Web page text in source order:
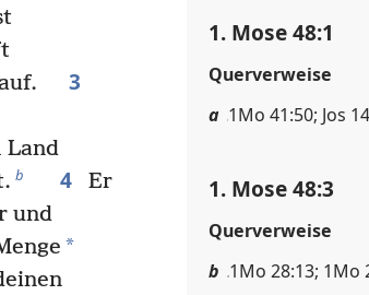
auf.
3
Land
b 4
Er
und
*
1. Mose 48:1
Querverweise
a 1Mo 41:50; Jos
1. Mose 48:3
Querverweise
b 1Mo 28:13; 1Mo